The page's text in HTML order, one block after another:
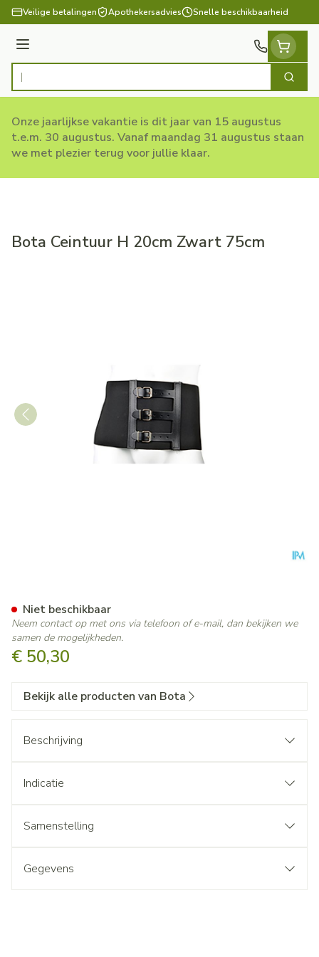
Ga naar de inhoud
Veilige betalingen Apothekersadvies Snelle beschikbaarheid
Menu
Product, merk, categorie... Zoek
Onze jaarlijkse vakantie is dit jaar van 15 augustus
t.e.m. 30 augustus. Vanaf maandag 31 augustus staan
we met plezier terug voor jullie klaar.
Bota Ceintuur H 20cm Zwart 75cm
€ 50,30
Niet beschikbaar
Neem contact op met ons via telefoon of e-mail, dan bekijken we
samen de mogelijkheden.
Bekijk alle producten van Bota
Beschrijving
Indicatie
Samenstelling
Gegevens